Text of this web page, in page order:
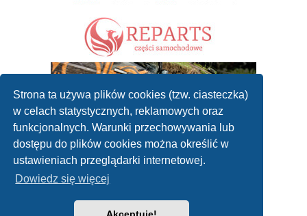
Strona ta używa plików cookies (tzw. ciasteczka)
w celach statystycznych, reklamowych oraz
funkcjonalnych. Warunki przechowywania lub
dostępu do plików cookies można określić w
ustawieniach przeglądarki internetowej.
Dowiedz się więcej
Forum mechaników samochodowych